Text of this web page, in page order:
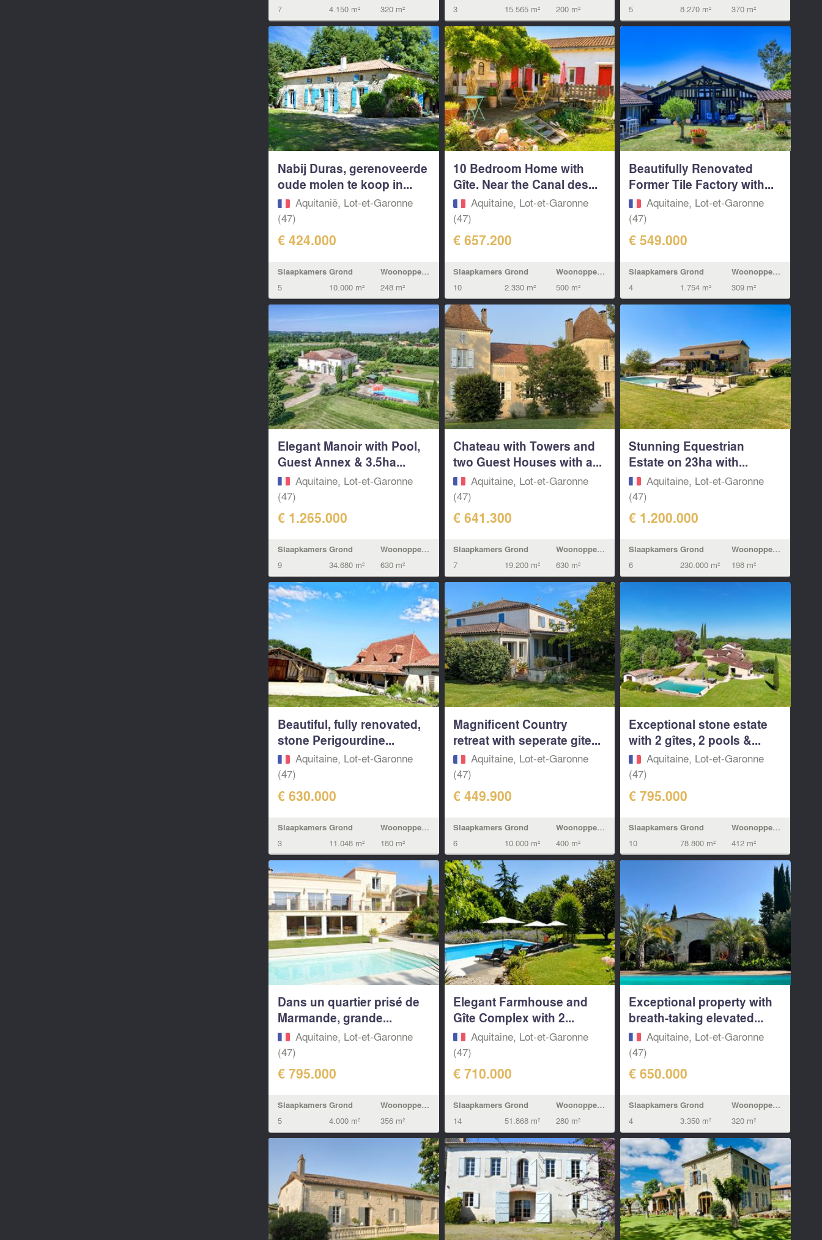
7 4.150 m² 320 m² 3 15.565 m² 200 m² 5 8.270 m² 370 m²
Nabij Duras, gerenoveerde
oude molen te koop in...
Aquitanië, Lot-et-Garonne
(47)
€ 424.000
Slaapkamers
5
Grond
10.000 m²
Woonoppervlak
248 m²
10 Bedroom Home with
Gîte. Near the Canal des...
Aquitaine, Lot-et-Garonne
(47)
€ 657.200
Slaapkamers
10
Grond
2.330 m²
Woonoppervlak
500 m²
Beautifully Renovated
Former Tile Factory with...
Aquitaine, Lot-et-Garonne
(47)
€ 549.000
Slaapkamers
4
Grond
1.754 m²
Woonoppervlak
309 m²
Elegant Manoir with Pool,
Guest Annex & 3.5ha...
Aquitaine, Lot-et-Garonne
(47)
€ 1.265.000
Slaapkamers
9
Grond
34.680 m²
Woonoppervlak
630 m²
Chateau with Towers and
two Guest Houses with a...
Aquitaine, Lot-et-Garonne
(47)
€ 641.300
Slaapkamers
7
Grond
19.200 m²
Woonoppervlak
630 m²
Stunning Equestrian
Estate on 23ha with...
Aquitaine, Lot-et-Garonne
(47)
€ 1.200.000
Slaapkamers
6
Grond
230.000 m²
Woonoppervlak
198 m²
Beautiful, fully renovated,
stone Perigourdine...
Aquitaine, Lot-et-Garonne
(47)
€ 630.000
Slaapkamers
3
Grond
11.048 m²
Woonoppervlak
180 m²
Magnificent Country
retreat with seperate gite...
Aquitaine, Lot-et-Garonne
(47)
€ 449.900
Slaapkamers
6
Grond
10.000 m²
Woonoppervlak
400 m²
Exceptional stone estate
with 2 gîtes, 2 pools &...
Aquitaine, Lot-et-Garonne
(47)
€ 795.000
Slaapkamers
10
Grond
78.800 m²
Woonoppervlak
412 m²
Dans un quartier prisé de
Marmande, grande...
Aquitaine, Lot-et-Garonne
(47)
€ 795.000
Slaapkamers
5
Grond
4.000 m²
Woonoppervlak
356 m²
Elegant Farmhouse and
Gîte Complex with 2...
Aquitaine, Lot-et-Garonne
(47)
€ 710.000
Slaapkamers
14
Grond
51.868 m²
Woonoppervlak
280 m²
Exceptional property with
breath-taking elevated...
Aquitaine, Lot-et-Garonne
(47)
€ 650.000
Slaapkamers
4
Grond
3.350 m²
Woonoppervlak
320 m²